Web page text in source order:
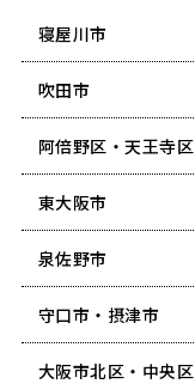
寝屋川市
吹田市
阿倍野区・天王寺区
東大阪市
泉佐野市
守口市・摂津市
大阪市北区・中央区